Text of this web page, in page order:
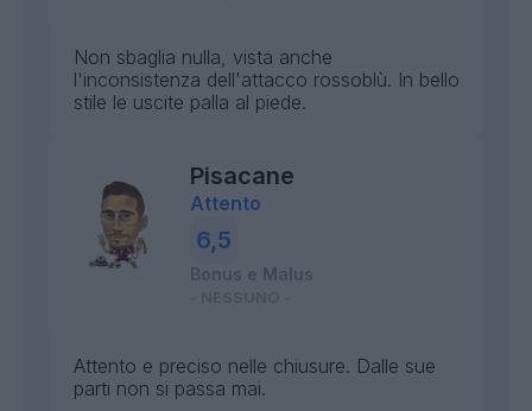
Non sbaglia nulla, vista anche
l'inconsistenza dell'attacco rossoblù. In bello
stile le uscite palla al piede.
Pisacane
Attento
6,5
Bonus e Malus
Attento e preciso nelle chiusure. Dalle sue
parti non si passa mai.